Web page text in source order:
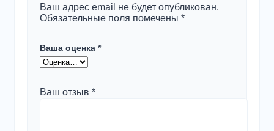
Ваш адрес email не будет опубликован.
Обязательные поля помечены *
Ваша оценка *
Ваш отзыв *